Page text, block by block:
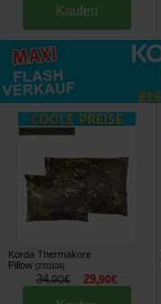
Kaufen
Korda Thermakore
Pillow [270110A]
34,90€ 29,90€